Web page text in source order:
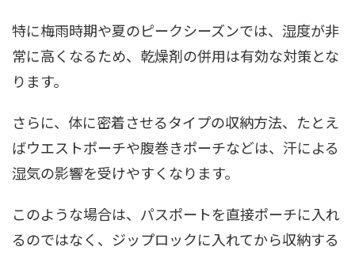
特に梅雨時期や夏のピークシーズンでは、湿度が非
常に高くなるため、乾燥剤の併用は有効な対策とな
ります。
さらに、体に密着させるタイプの収納方法、たとえ
ばウエストポーチや腹巻きポーチなどは、汗による
湿気の影響を受けやすくなります。
このような場合は、パスポートを直接ポーチに入れ
るのではなく、ジップロックに入れてから収納する